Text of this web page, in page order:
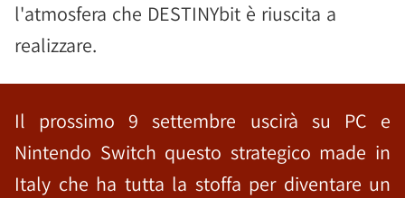
l'atmosfera che DESTINYbit è riuscita a
realizzare.
Il prossimo 9 settembre uscirà su PC e
Nintendo Switch questo strategico made in
Italy che ha tutta la stoffa per diventare un